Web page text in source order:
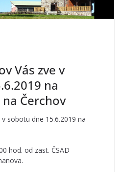
Vás zve v
na
Čerchov
v sobotu dne 15.6.2019 na
hod. od zast. ČSAD